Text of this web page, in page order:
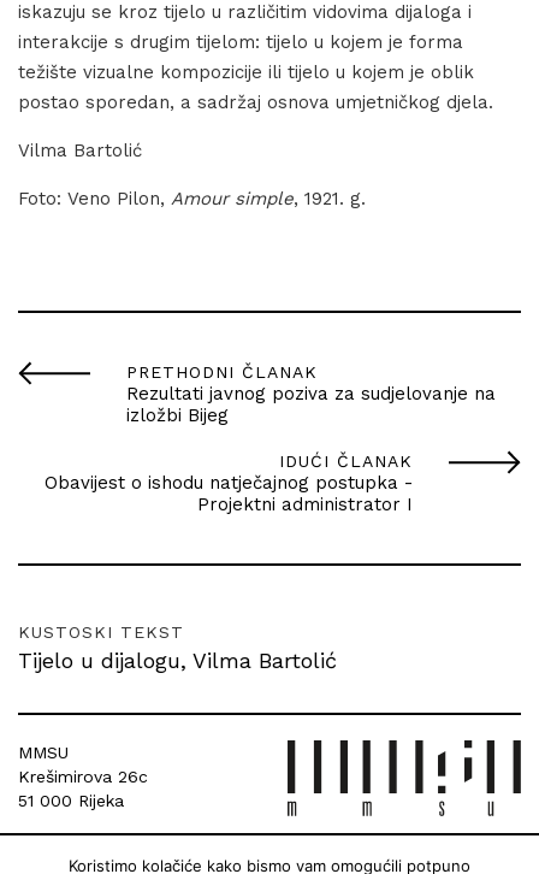
iskazuju se kroz tijelo u različitim vidovima dijaloga i
interakcije s drugim tijelom: tijelo u kojem je forma
težište vizualne kompozicije ili tijelo u kojem je oblik
postao sporedan, a sadržaj osnova umjetničkog djela.
Vilma Bartolić
Foto: Veno Pilon, Amour simple, 1921. g.
PRETHODNI ČLANAK
Rezultati javnog poziva za sudjelovanje na
izložbi Bijeg
IDUĆI ČLANAK
Obavijest o ishodu natječajnog postupka -
Projektni administrator I
KUSTOSKI TEKST
Tijelo u dijalogu, Vilma Bartolić
MMSU
Krešimirova 26c
51 000 Rijeka
Koristimo kolačiće kako bismo vam omogućili potpuno